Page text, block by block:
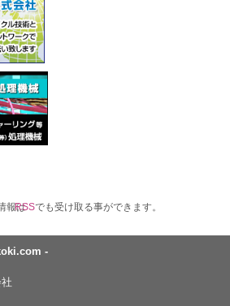
報は
RSSでも受け取る事ができます。
-